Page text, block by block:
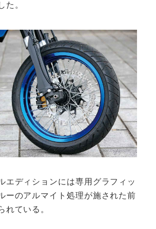
た。
エディションには専用グラフィッ
ーのアルマイト処理が施された前
れている。